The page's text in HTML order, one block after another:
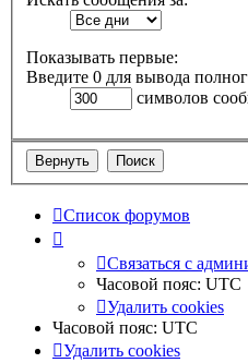
Показывать первые:
Введите 0 для вывода
символов
Список форумов
Связаться с
Часовой пояс: UTC
Удалить cookies
Часовой пояс: UTC
Удалить cookies